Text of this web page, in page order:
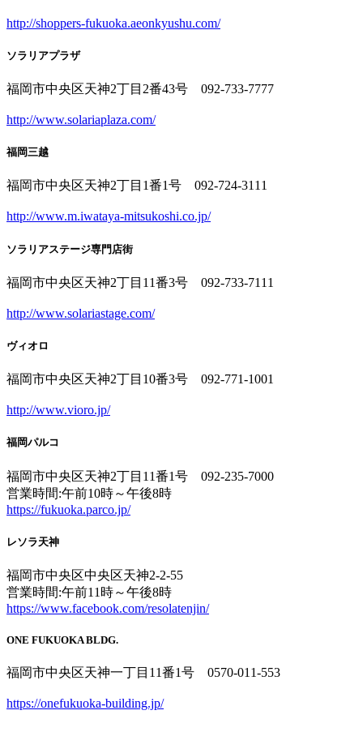
http://shoppers-fukuoka.aeonkyushu.com/
ソラリアプラザ
福岡市中央区天神2丁目2番43号 092-733-7777
http://www.solariaplaza.com/
福岡三越
福岡市中央区天神2丁目1番1号 092-724-3111
http://www.m.iwataya-mitsukoshi.co.jp/
ソラリアステージ専門店街
福岡市中央区天神2丁目11番3号 092-733-7111
http://www.solariastage.com/
ヴィオロ
福岡市中央区天神2丁目10番3号 092-771-1001
http://www.vioro.jp/
福岡パルコ
福岡市中央区天神2丁目11番1号 092-235-7000
営業時間:午前10時～午後8時
https://fukuoka.parco.jp/
レソラ天神
福岡市中央区中央区天神2-2-55
営業時間:午前11時～午後8時
https://www.facebook.com/resolatenjin/
ONE FUKUOKA BLDG.
福岡市中央区天神一丁目11番1号 0570-011-553
https://onefukuoka-building.jp/